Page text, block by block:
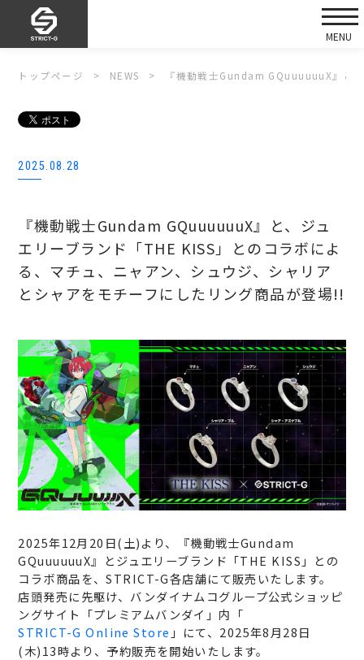
トップページ NEWS 『機動戦士Gundam GQuuuuuuX』と
2025.08.28
『機動戦士Gundam GQuuuuuuX』と、ジュ
エリーブランド「THE KISS」とのコラボによ
る、マチュ、ニャアン、シュウジ、シャリア
とシャアをモチーフにしたリング商品が登場!!
2025年12月20日(土)より、『機動戦士Gundam
GQuuuuuuX』とジュエリーブランド「THE KISS」との
コラボ商品を、STRICT-G各店舗にて販売いたします。
店頭発売に先駆け、バンダイナムコグループ公式ショッピ
ングサイト「プレミアムバンダイ」内「
STRICT-G Online Store 」にて、2025年8月28日
(木)13時より、予約販売を開始いたします。